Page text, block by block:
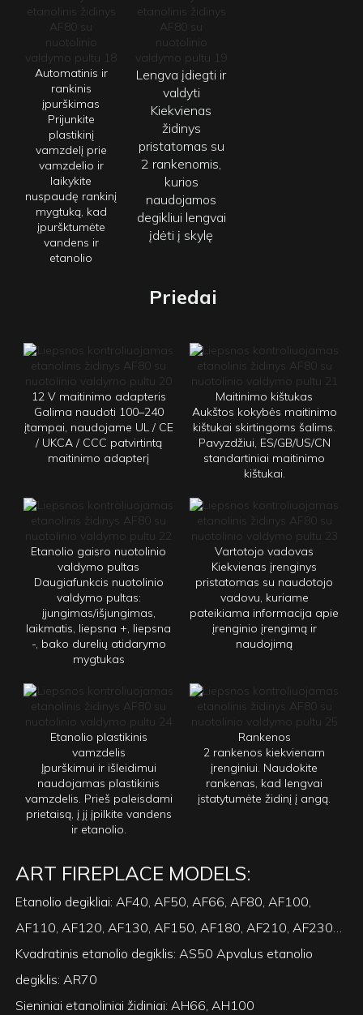
Automatinis ir
rankinis
įpurškimas
Prijunkite
plastikinį
vamzdelį prie
vamzdelio ir
laikykite
nuspaudę rankinį
mygtuką, kad
įpuršktumėte
vandens ir
etanolio
Lengva įdiegti ir
valdyti
Kiekvienas
židinys
pristatomas su
2 rankenomis,
kurios
naudojamos
degikliui lengvai
įdėti į skylę
Priedai
12 V maitinimo adapteris
Galima naudoti 100–240
įtampai, naudojame UL / CE
/ UKCA / CCC patvirtintą
maitinimo adapterį
Maitinimo kištukas
Aukštos kokybės maitinimo
kištukai skirtingoms šalims.
Pavyzdžiui, ES/GB/US/CN
standartiniai maitinimo
kištukai.
Etanolio gaisro nuotolinio
valdymo pultas
Daugiafunkcis nuotolinio
valdymo pultas:
įjungimas/išjungimas,
laikmatis, liepsna +, liepsna
-, bako durelių atidarymo
mygtukas
Vartotojo vadovas
Kiekvienas įrenginys
pristatomas su naudotojo
vadovu, kuriame
pateikiama informacija apie
įrenginio įrengimą ir
naudojimą
Etanolio plastikinis
vamzdelis
Įpurškimui ir išleidimui
naudojamas plastikinis
vamzdelis. Prieš paleisdami
prietaisą, į jį įpilkite vandens
ir etanolio.
Rankenos
2 rankenos kiekvienam
įrenginiui. Naudokite
rankenas, kad lengvai
įstatytumėte židinį į angą.
ART FIREPLACE MODELS:
Etanolio degikliai: AF40, AF50, AF66, AF80, AF100,
AF110, AF120, AF130, AF150, AF180, AF210, AF230…
Kvadratinis etanolio degiklis: AS50 Apvalus etanolio
degiklis: AR70
Sieniniai etanoliniai židiniai: AH66, AH100